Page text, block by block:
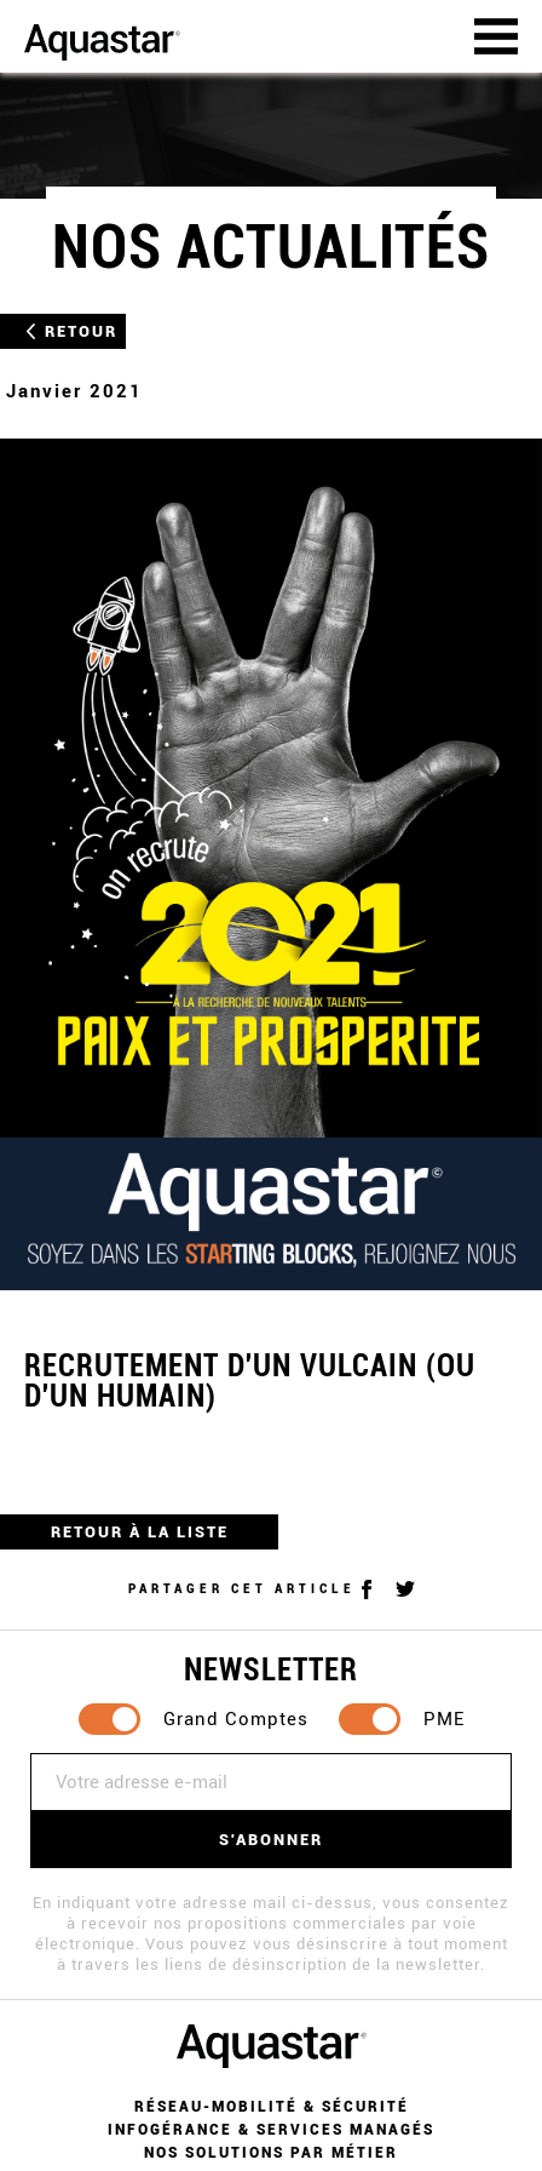
NOS ACTUALITÉS
RETOUR
Janvier 2021
RECRUTEMENT D'UN VULCAIN (OU
D'UN HUMAIN)
RETOUR À LA LISTE
PARTAGER CET ARTICLE
NEWSLETTER
Grand Comptes PME
S'ABONNER
En indiquant votre adresse mail ci-dessus, vous consentez
à recevoir nos propositions commerciales par voie
électronique. Vous pouvez vous désinscrire à tout moment
à travers les liens de désinscription de la newsletter.
RÉSEAU-MOBILITÉ & SÉCURITÉ
INFOGÉRANCE & SERVICES MANAGÉS
NOS SOLUTIONS PAR MÉTIER